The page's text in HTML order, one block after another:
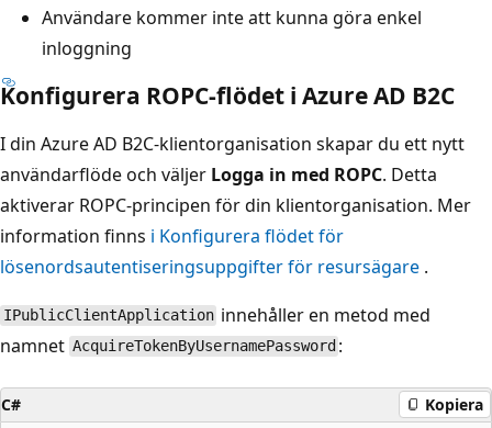
Användare kommer inte att kunna göra enkel
inloggning
Konfigurera ROPC-flödet i Azure AD B2C
I din Azure AD B2C-klientorganisation skapar du ett nytt
användarflöde och väljer Logga in med ROPC. Detta
aktiverar ROPC-principen för din klientorganisation. Mer
information finns i Konfigurera flödet för
lösenordsautentiseringsuppgifter för resursägare .
IPublicClientApplication innehåller en metod med
namnet AcquireTokenByUsernamePassword :
C# Kopiera